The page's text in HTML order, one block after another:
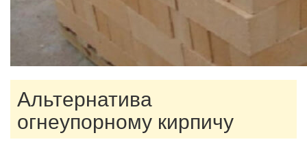
Альтернатива
огнеупорному кирпичу